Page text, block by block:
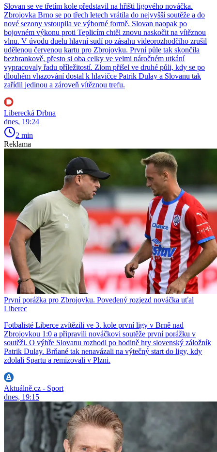
Slovan se ve třetím kole představil na hřišti ligového nováčka.
Zbrojovka Brno se po třech letech vrátila do nejvyšší soutěže a do
nové sezony vstoupila ve výborné formě. Slovan naopak po
bojovném výkonu proti Teplicím chtěl znovu naskočit na vítěznou
vlnu. V úvodu duelu hlavní sudí po zásahu videorozhodčího zrušil
udělenou červenou kartu pro Zbrojovku. První půle tak skončila
bezbrankově, přesto si oba celky ve velmi náročném utkání
vypracovaly řadu příležitostí. Zlom přišel ve druhé půli, kdy se po
dlouhém vhazování dostal k hlavičce Patrik Dulay a Slovanu tak
zařídil jedinou a zároveň vítěznou trefu.
Liberecká Drbna
dnes, 19:24
2 min
Reklama
První porážka pro Zbrojovku. Povedený rozjezd nováčka uťal
Liberec
Fotbalisté Liberce zvítězili ve 3. kole první ligy v Brně nad
Zbrojovkou 1:0 a připravili nováčkovi soutěže první porážku v
soutěži. O výhře Slovanu rozhodl po hodině hry slovenský záložník
Patrik Dulay. Brňané tak nenavázali na výtečný start do ligy, kdy
zdolali Spartu a remizovali v Plzni.
Aktuálně.cz - Sport
dnes, 19:15